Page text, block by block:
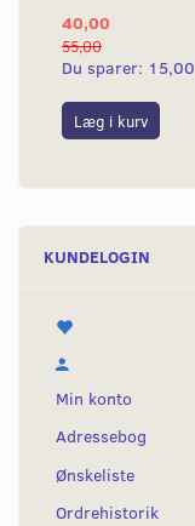
40,00
55,00
Du sparer: 15,00
Læg i kurv
KUNDELOGIN
Min konto
Adressebog
Ønskeliste
Ordrehistorik